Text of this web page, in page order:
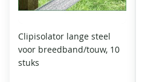
Clipisolator lange steel
voor breedband/touw, 10
stuks